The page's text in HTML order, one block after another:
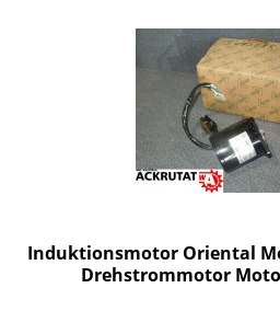
Induktionsmotor Oriental
Drehstrommotor